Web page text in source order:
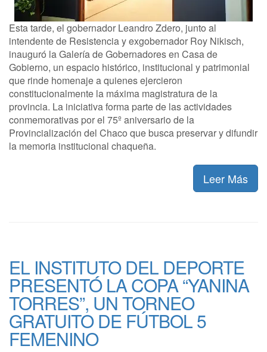
Esta tarde, el gobernador Leandro Zdero, junto al
intendente de Resistencia y exgobernador Roy Nikisch,
inauguró la Galería de Gobernadores en Casa de
Gobierno, un espacio histórico, institucional y patrimonial
que rinde homenaje a quienes ejercieron
constitucionalmente la máxima magistratura de la
provincia. La iniciativa forma parte de las actividades
conmemorativas por el 75º aniversario de la
Provincialización del Chaco que busca preservar y difundir
la memoria institucional chaqueña.
Leer Más
EL INSTITUTO DEL DEPORTE
PRESENTÓ LA COPA “YANINA
TORRES”, UN TORNEO
GRATUITO DE FÚTBOL 5
FEMENINO